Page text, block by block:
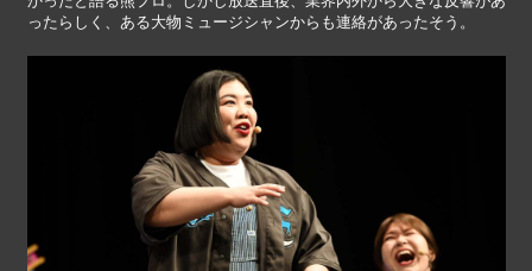
ったらしく、ある大物ミュージシャンからも連絡があったそう。